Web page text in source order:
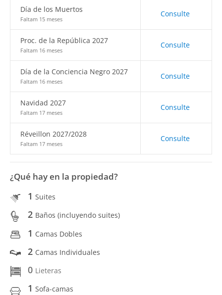
Día de los Muertos
Faltam 15 meses
Consulte
Proc. de la República 2027
Faltam 16 meses
Consulte
Día de la Conciencia Negro 2027
Faltam 16 meses
Consulte
Navidad 2027
Faltam 17 meses
Consulte
Réveillon 2027/2028
Faltam 17 meses
Consulte
¿Qué hay en la propiedad?
1 Suites
2 Baños (incluyendo suites)
1 Camas Dobles
2 Camas Individuales
0 Lieteras
1 Sofa-camas